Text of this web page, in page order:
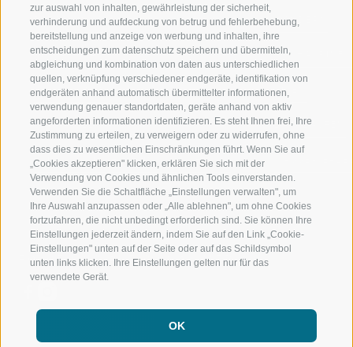
zur auswahl von inhalten, gewährleistung der sicherheit,
verhinderung und aufdeckung von betrug und fehlerbehebung,
bereitstellung und anzeige von werbung und inhalten, ihre
entscheidungen zum datenschutz speichern und übermitteln,
abgleichung und kombination von daten aus unterschiedlichen
quellen, verknüpfung verschiedener endgeräte, identifikation von
endgeräten anhand automatisch übermittelter informationen,
verwendung genauer standortdaten, geräte anhand von aktiv
angeforderten informationen identifizieren. Es steht Ihnen frei, Ihre
Zustimmung zu erteilen, zu verweigern oder zu widerrufen, ohne
dass dies zu wesentlichen Einschränkungen führt. Wenn Sie auf
„Cookies akzeptieren" klicken, erklären Sie sich mit der
Verwendung von Cookies und ähnlichen Tools einverstanden.
Verwenden Sie die Schaltfläche „Einstellungen verwalten", um
Ihre Auswahl anzupassen oder „Alle ablehnen", um ohne Cookies
fortzufahren, die nicht unbedingt erforderlich sind. Sie können Ihre
Einstellungen jederzeit ändern, indem Sie auf den Link „Cookie-
Einstellungen" unten auf der Seite oder auf das Schildsymbol
unten links klicken. Ihre Einstellungen gelten nur für das
verwendete Gerät.
OK
RATSCHINGS
RIDNAUNTAL
BERGBAHNEN
SKISCHULE RATSCHINGS
LUISL'S SKISCHULE IN RATSCHINGS
WANDERN
HOCHALPINE
BIKEN
LANGLAUFEN
FOLGE UNS AUF SOCIAL MEDIA